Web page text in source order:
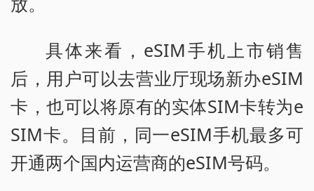
具体来看，eSIM手机上市销售
后，用户可以去营业厅现场新办eSIM
卡，也可以将原有的实体SIM卡转为e
SIM卡。目前，同一eSIM手机最多可
开通两个国内运营商的eSIM号码。